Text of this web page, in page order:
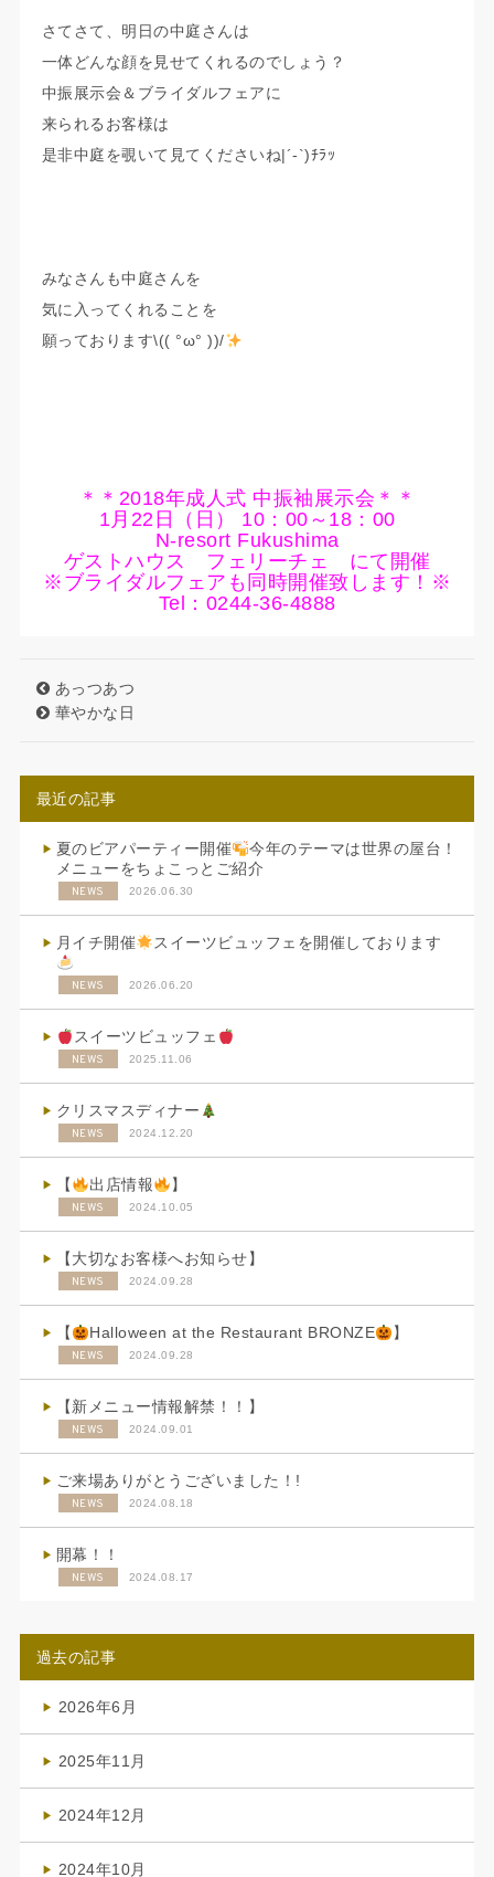
さてさて、明日の中庭さんは
一体どんな顔を見せてくれるのでしょう？
中振展示会＆ブライダルフェアに
来られるお客様は
是非中庭を覗いて見てくださいね|´-`)ﾁﾗｯ
みなさんも中庭さんを
気に入ってくれることを
願っております\(( °ω° ))/
＊＊2018年成人式 中振袖展示会＊＊
1月22日（日） 10：00～18：00
N-resort Fukushima
ゲストハウス フェリーチェ にて開催
※ブライダルフェアも同時開催致します！※
Tel：0244-36-4888
あっつあつ
華やかな日
最近の記事
夏のビアパーティー開催
今年のテーマは世界の屋台！
メニューをちょこっとご紹介
NEWS 2026.06.30
月イチ開催 スイーツビュッフェを開催しております
NEWS 2026.06.20
スイーツビュッフェ
NEWS 2025.11.06
クリスマスディナー
NEWS 2024.12.20
【 出店情報 】
NEWS 2024.10.05
【大切なお客様へお知らせ】
NEWS 2024.09.28
【 Halloween at the Restaurant BRONZE 】
NEWS 2024.09.28
【新メニュー情報解禁！！】
NEWS 2024.09.01
ご来場ありがとうございました！!
NEWS 2024.08.18
開幕！！
NEWS 2024.08.17
過去の記事
2026年6月
2025年11月
2024年12月
2024年10月